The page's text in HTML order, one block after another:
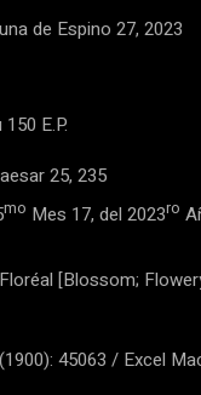
de Espino 27, 2023
E.P.
25, 235
mo Mes 17, del 2023ro
[Blossom;
45063 / Excel